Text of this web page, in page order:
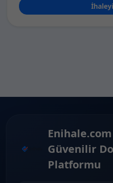
Güvenilir
Platformu